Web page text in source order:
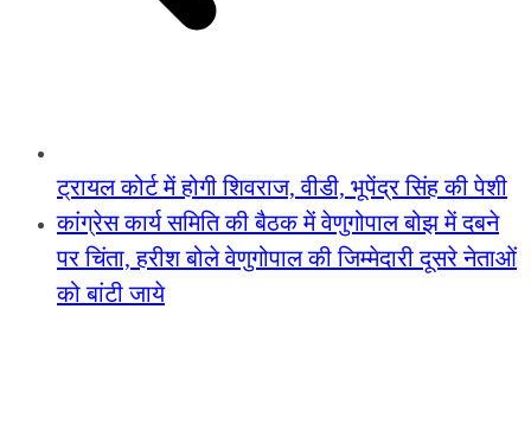
ट्रायल कोर्ट में होगी शिवराज, वीडी, भूपेंद्र सिंह की पेशी
कांग्रेस कार्य समिति की बैठक में वेणुगोपाल बोझ में दबने
पर चिंता, हरीश बोले वेणुगोपाल की जिम्मेदारी दूसरे नेताओं
को बांटी जाये